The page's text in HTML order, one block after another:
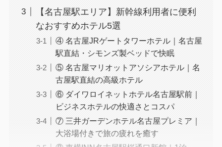
【名古屋駅エリア】新幹線利用者に便利
なおすすめホテル5選
④ 名古屋JRゲートタワーホテル｜名古屋
駅直結・シモンズ製ベッドで快眠
⑤ 名古屋マリオットアソシアホテル｜名
古屋駅直結の高級ホテル
⑥ ダイワロイネットホテル名古屋駅前｜
ビジネスホテルの快適さとコスパ
⑦ 三井ガーデンホテル名古屋プレミア｜
大浴場付きで旅の疲れを癒す